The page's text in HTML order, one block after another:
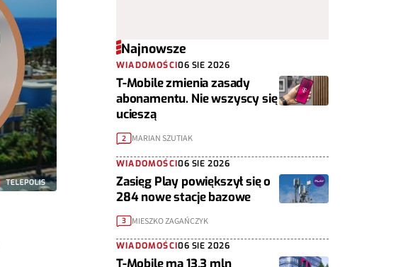
Najnowsze
WIADOMOŚCI06 SIE 2026
T-Mobile zmienia zasady
abonamentu. Nie wszyscy się
ucieszą
2 MARIAN SZUTIAK
WIADOMOŚCI06 SIE 2026
Zasięg Play powiększył się o
284 nowe stacje bazowe
3 MIESZKO ZAGAŃCZYK
WIADOMOŚCI06 SIE 2026